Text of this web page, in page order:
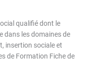
qualifié dont le
dans les domaines de
insertion sociale et
de Formation Fiche de